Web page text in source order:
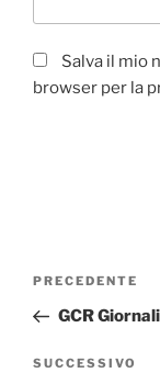
Salva il mio
browser per la
Navigazione
Articolo
precedente:
PRECEDENTE
GCR
Articolo
SUCCESSIVO